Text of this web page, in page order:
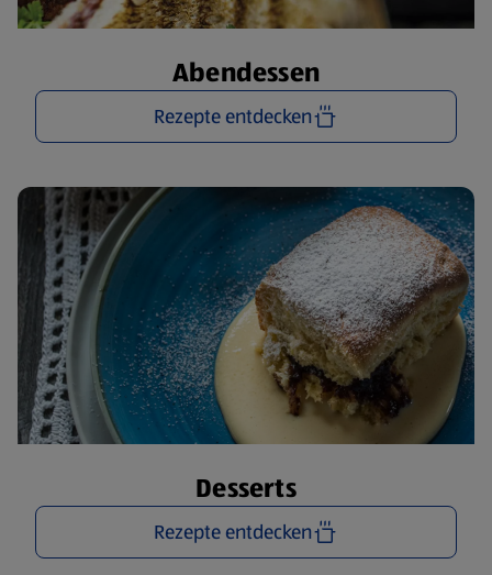
Abendessen
Rezepte entdecken
Desserts
Rezepte entdecken